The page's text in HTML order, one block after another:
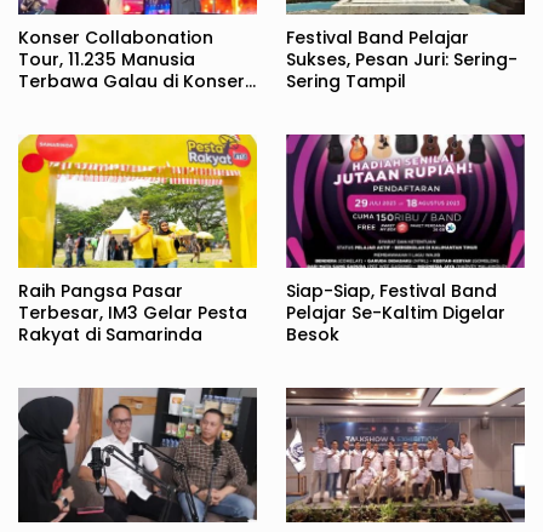
Konser Collabonation
Tour, 11.235 Manusia
Terbawa Galau di Konser
Festival Band Pelajar
Sukses, Pesan Juri: Sering-
Sering Tampil
Raih Pangsa Pasar
Terbesar, IM3 Gelar Pesta
Rakyat di Samarinda
Siap-Siap, Festival Band
Pelajar Se-Kaltim Digelar
Besok